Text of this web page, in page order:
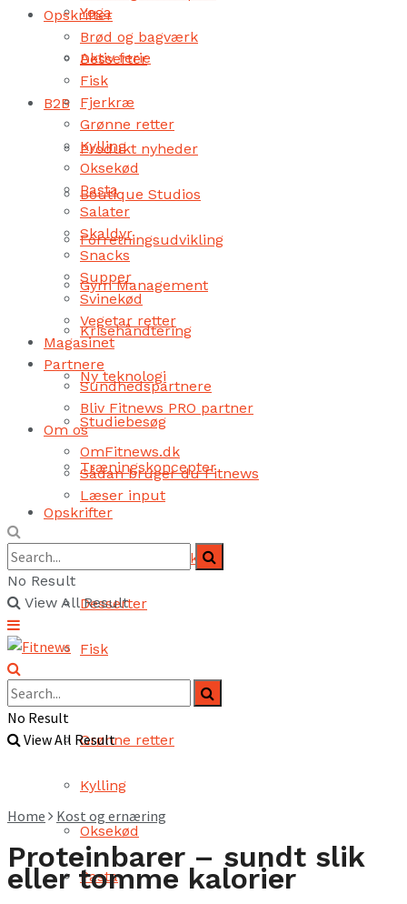
Yoga
Aktiv ferie
B2B
Produkt nyheder
Boutique Studios
Forretningsudvikling
Gym Management
Krisehåndtering
Ny teknologi
Studiebesøg
Træningskoncepter
Opskrifter
Brød og bagværk
Desserter
Fisk
Grønne retter
Kylling
Oksekød
Pasta
Opskrifter
Brød og bagværk
Desserter
Fisk
Fjerkræ
Grønne retter
Kylling
Oksekød
Pasta
Salater
Skaldyr
Snacks
Supper
Svinekød
Vegetar retter
Magasinet
Partnere
Sundhedspartnere
Bliv Fitnews PRO partner
Om os
OmFitnews.dk
Sådan bruger du Fitnews
Læser input
No Result
View All Result
No Result
View All Result
Home Kost og ernæring
Proteinbarer – sundt slik
eller tomme kalorier